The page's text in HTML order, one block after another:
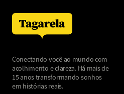
Conectando você ao mundo com
acolhimento e clareza. Há mais de
15 anos transformando sonhos
em histórias reais.